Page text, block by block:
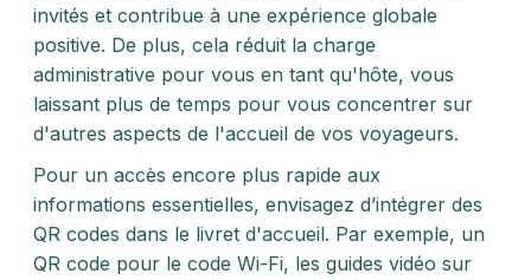
invités et contribue à une expérience globale
positive. De plus, cela réduit la charge
administrative pour vous en tant qu'hôte, vous
laissant plus de temps pour vous concentrer sur
d'autres aspects de l'accueil de vos voyageurs.
Pour un accès encore plus rapide aux
informations essentielles, envisagez d’intégrer des
QR codes dans le livret d'accueil. Par exemple, un
QR code pour le code Wi-Fi, les guides vidéo sur